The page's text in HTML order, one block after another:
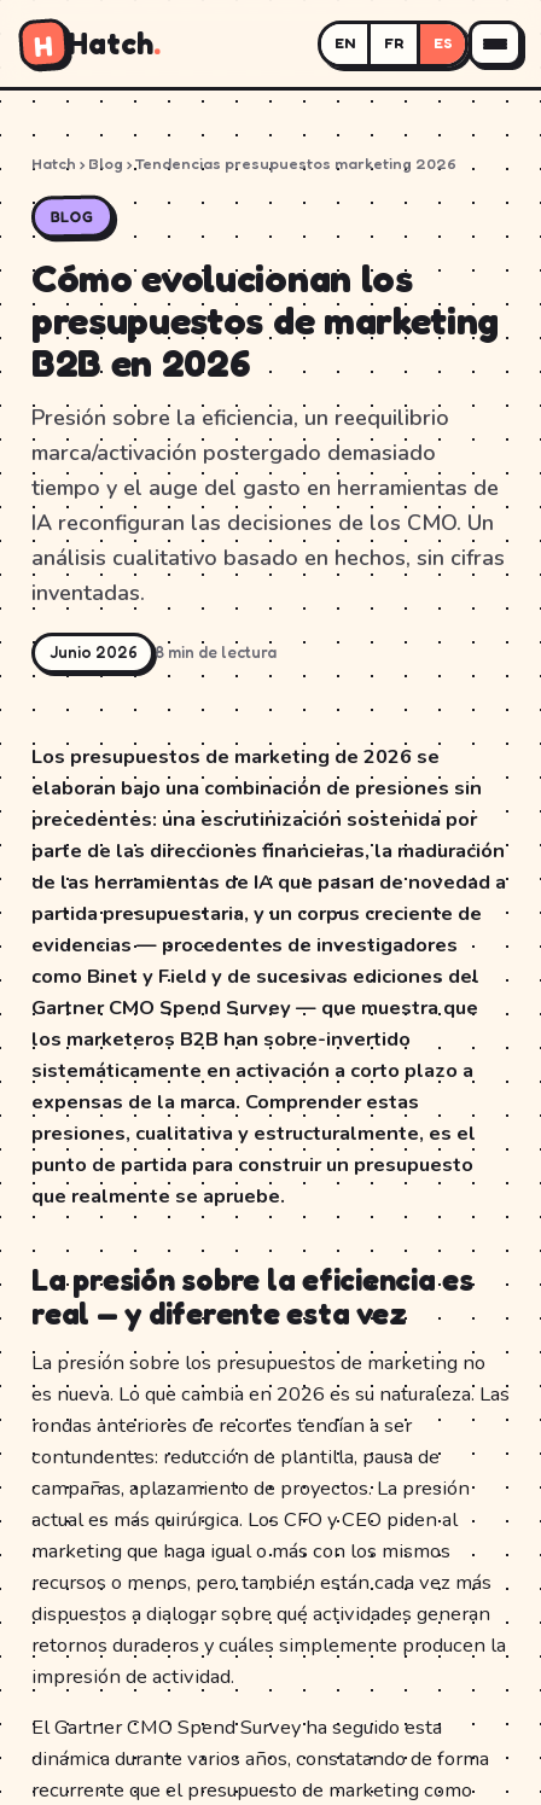
H Hatch. EN FR ES
Hatch › Blog › Tendencias presupuestos marketing 2026
BLOG
Cómo evolucionan los
presupuestos de marketing
B2B en 2026
Presión sobre la eficiencia, un reequilibrio
marca/activación postergado demasiado
tiempo y el auge del gasto en herramientas de
IA reconfiguran las decisiones de los CMO. Un
análisis cualitativo basado en hechos, sin cifras
inventadas.
Junio 2026 8 min de lectura
Los presupuestos de marketing de 2026 se
elaboran bajo una combinación de presiones sin
precedentes: una escrutinización sostenida por
parte de las direcciones financieras, la maduración
de las herramientas de IA que pasan de novedad a
partida presupuestaria, y un corpus creciente de
evidencias — procedentes de investigadores
como Binet y Field y de sucesivas ediciones del
Gartner CMO Spend Survey — que muestra que
los marketeros B2B han sobre-invertido
sistemáticamente en activación a corto plazo a
expensas de la marca. Comprender estas
presiones, cualitativa y estructuralmente, es el
punto de partida para construir un presupuesto
que realmente se apruebe.
La presión sobre la eficiencia es
real — y diferente esta vez
La presión sobre los presupuestos de marketing no
es nueva. Lo que cambia en 2026 es su naturaleza. Las
rondas anteriores de recortes tendían a ser
contundentes: reducción de plantilla, pausa de
campañas, aplazamiento de proyectos. La presión
actual es más quirúrgica. Los CFO y CEO piden al
marketing que haga igual o más con los mismos
recursos o menos, pero también están cada vez más
dispuestos a dialogar sobre qué actividades generan
retornos duraderos y cuáles simplemente producen la
impresión de actividad.
El Gartner CMO Spend Survey ha seguido esta
dinámica durante varios años, constatando de forma
recurrente que el presupuesto de marketing como